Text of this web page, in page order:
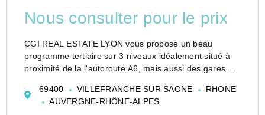
Nous consulter pour le prix
CGI REAL ESTATE LYON vous propose un beau
programme tertiaire sur 3 niveaux idéalement situé à
proximité de la l'autoroute A6, mais aussi des gares
Cellules de disponibles à partir de 200 m² environ.
Opportunit...
69400 VILLEFRANCHE SUR SAONE
RHONE
AUVERGNE-RHÔNE-ALPES